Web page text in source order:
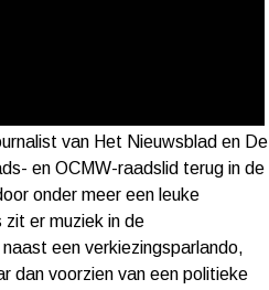
van Het Nieuwsblad en De
en OCMW-raadslid terug in de
onder meer een leuke
zit er muziek in de
een verkiezingsparlando,
dan voorzien van een politieke